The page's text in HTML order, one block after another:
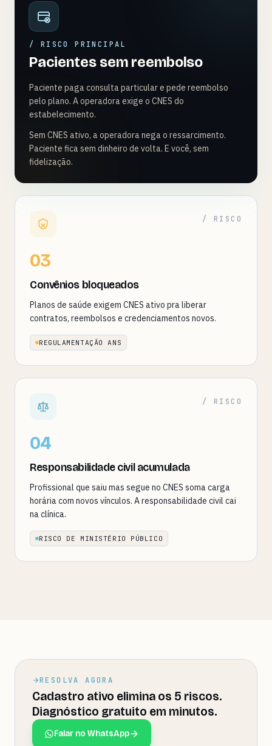
/ RISCO PRINCIPAL
Pacientes sem reembolso
Paciente paga consulta particular e pede reembolso
pelo plano. A operadora exige o CNES do
estabelecimento.
Sem CNES ativo, a operadora nega o ressarcimento.
Paciente fica sem dinheiro de volta. E você, sem
fidelização.
/ RISCO
03
Convênios bloqueados
Planos de saúde exigem CNES ativo pra liberar
contratos, reembolsos e credenciamentos novos.
REGULAMENTAÇÃO ANS
/ RISCO
04
Responsabilidade civil acumulada
Profissional que saiu mas segue no CNES soma carga
horária com novos vínculos. A responsabilidade civil cai
na clínica.
RISCO DE MINISTÉRIO PÚBLICO
RESOLVA AGORA
Cadastro ativo elimina os 5 riscos.
Diagnóstico gratuito em minutos.
Falar no WhatsApp